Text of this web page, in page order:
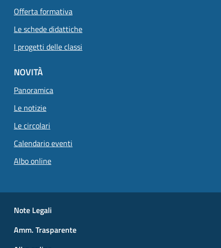
Offerta formativa
Le schede didattiche
I progetti delle classi
NOVITÀ
Panoramica
Le notiziePagina attuale
Le circolari
Calendario eventi
Albo online
Small prints
Note Legali
Amm. Trasparente